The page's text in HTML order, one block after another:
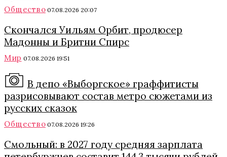
Общество 07.08.2026 20:07
Скончался Уильям Орбит, продюсер
Мадонны и Бритни Спирс
Мир 07.08.2026 19:51
В депо «Выборгское» граффитисты
разрисовывают состав метро сюжетами из
русских сказок
Общество 07.08.2026 19:26
Смольный: в 2027 году средняя зарплата